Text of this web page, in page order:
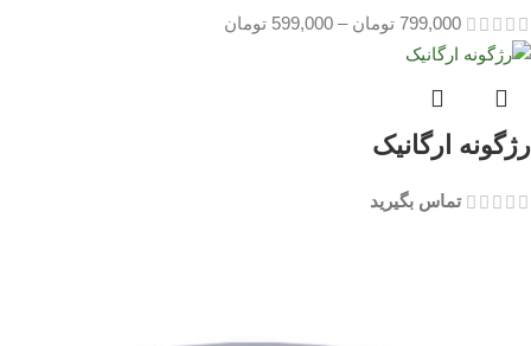
799,000 تومان –
599,000 تومان
رژگونه ارگانیک
تماس بگیرید